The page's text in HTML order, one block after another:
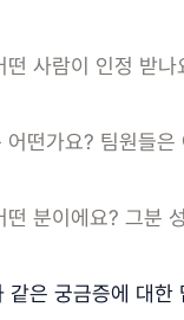
떤 사람이 인정 받나
어떤가요? 팀원들은
떤 분이에요? 그분
같은 궁금증에 대한